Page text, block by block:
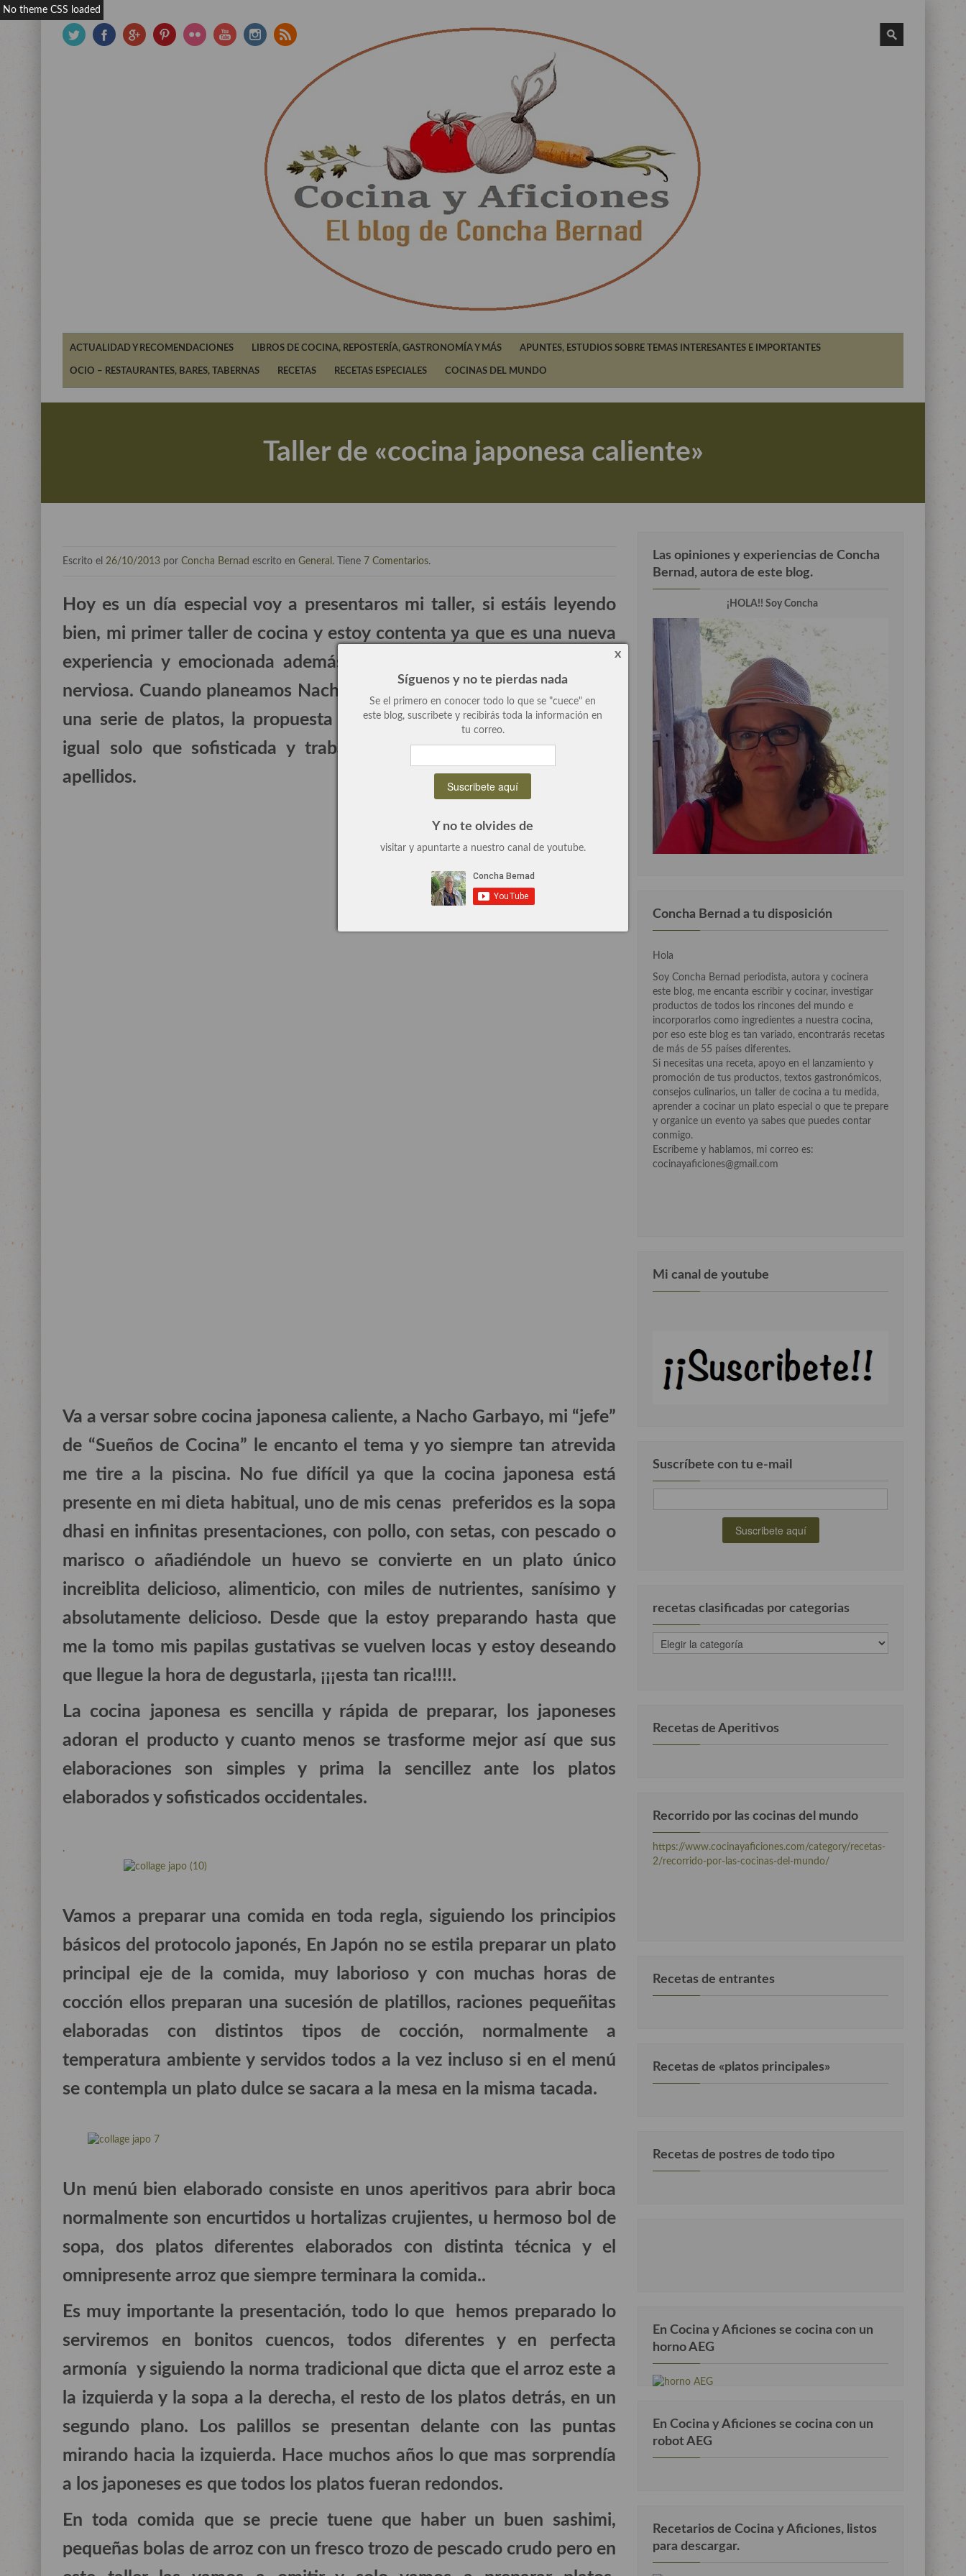
ACTUALIDAD Y RECOMENDACIONES LIBROS DE COCINA, REPOSTERÍA, GASTRONOMÍA Y MÁS APUNTES, ESTUDIOS SOBRE TEMAS INTERESANTES E IMPORTANTES
OCIO – RESTAURANTES, BARES, TABERNAS RECETAS RECETAS ESPECIALES COCINAS DEL MUNDO
Taller de «cocina japonesa caliente»
Escrito el 26/10/2013 por Concha Bernad escrito en General . Tiene 7 Comentarios.
Hoy es un día especial voy a presentaros mi taller, si estáis leyendo
bien, mi primer taller de cocina y estoy contenta ya que es una nueva
experiencia y emocionada además de un pelín o mejor un “pelón”
nerviosa. Cuando planeamos Nacho y yo el curso pusimos un menú y
una serie de platos, la propuesta que os pongo a continuación es i
igual solo que sofisticada y trabajada y los platos con nombre y
apellidos.
Va a versar sobre cocina japonesa caliente, a Nacho Garbayo, mi “jefe”
de “Sueños de Cocina” le encanto el tema y yo siempre tan atrevida
me tire a la piscina. No fue difícil ya que la cocina japonesa está
presente en mi dieta habitual, uno de mis cenas preferidos es la sopa
dhasi en infinitas presentaciones, con pollo, con setas, con pescado o
marisco o añadiéndole un huevo se convierte en un plato único
increiblita delicioso, alimenticio, con miles de nutrientes, sanísimo y
absolutamente delicioso. Desde que la estoy preparando hasta que
me la tomo mis papilas gustativas se vuelven locas y estoy deseando
que llegue la hora de degustarla, ¡¡¡esta tan rica!!!!.
La cocina japonesa es sencilla y rápida de preparar, los japoneses
adoran el producto y cuanto menos se trasforme mejor así que sus
elaboraciones son simples y prima la sencillez ante los platos
elaborados y sofisticados occidentales.
.
Vamos a preparar una comida en toda regla, siguiendo los principios
básicos del protocolo japonés, En Japón no se estila preparar un plato
principal eje de la comida, muy laborioso y con muchas horas de
cocción ellos preparan una sucesión de platillos, raciones pequeñitas
elaboradas con distintos tipos de cocción, normalmente a
temperatura ambiente y servidos todos a la vez incluso si en el menú
se contempla un plato dulce se sacara a la mesa en la misma tacada.
Un menú bien elaborado consiste en unos aperitivos para abrir boca
normalmente son encurtidos u hortalizas crujientes, u hermoso bol de
sopa, dos platos diferentes elaborados con distinta técnica y el
omnipresente arroz que siempre terminara la comida..
Es muy importante la presentación, todo lo que hemos preparado lo
serviremos en bonitos cuencos, todos diferentes y en perfecta
armonía y siguiendo la norma tradicional que dicta que el arroz este a
la izquierda y la sopa a la derecha, el resto de los platos detrás, en un
segundo plano. Los palillos se presentan delante con las puntas
mirando hacia la izquierda. Hace muchos años lo que mas sorprendía
a los japoneses es que todos los platos fueran redondos.
En toda comida que se precie tuene que haber un buen sashimi,
pequeñas bolas de arroz con un fresco trozo de pescado crudo pero en
Las opiniones y experiencias de Concha
Bernad, autora de este blog.
¡HOLA!! Soy Concha
Concha Bernad a tu disposición
Hola
Soy Concha Bernad periodista, autora y cocinera
este blog, me encanta escribir y cocinar, investigar
productos de todos los rincones del mundo e
incorporarlos como ingredientes a nuestra cocina,
por eso este blog es tan variado, encontrarás recetas
de más de 55 países diferentes.
Si necesitas una receta, apoyo en el lanzamiento y
promoción de tus productos, textos gastronómicos,
consejos culinarios, un taller de cocina a tu medida,
aprender a cocinar un plato especial o que te prepare
y organice un evento ya sabes que puedes contar
conmigo.
Escríbeme y hablamos, mi correo es:
cocinayaficiones@gmail.com
Mi canal de youtube
Suscríbete con tu e-mail
recetas clasificadas por categorias
recetas
clasificadas
Recetas de Aperitivos
Recorrido por las cocinas del mundo
https://www.cocinayaficiones.com/category/recetas-
2/recorrido-por-las-cocinas-del-mundo/
Recetas de entrantes
Recetas de «platos principales»
Recetas de postres de todo tipo
En Cocina y Aficiones se cocina con un
horno AEG
En Cocina y Aficiones se cocina con un
robot AEG
Recetarios de Cocina y Aficiones, listos
para descargar.
x
Síguenos y no te pierdas nada
Se el primero en conocer todo lo que se "cuece" en
este blog, suscribete y recibirás toda la información en
tu correo.
Y no te olvides de
visitar y apuntarte a nuestro canal de youtube.
No theme CSS loaded